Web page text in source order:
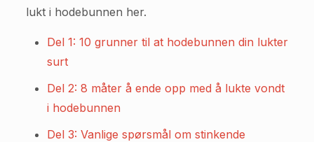
lukt i hodebunnen her.
Del 1: 10 grunner til at hodebunnen din lukter
surt
Del 2: 8 måter å ende opp med å lukte vondt
i hodebunnen
Del 3: Vanlige spørsmål om stinkende